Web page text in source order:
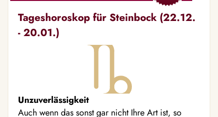
Tageshoroskop für Steinbock (22.12.
- 20.01.)
Unzuverlässigkeit
Auch wenn das sonst gar nicht Ihre Art ist, so